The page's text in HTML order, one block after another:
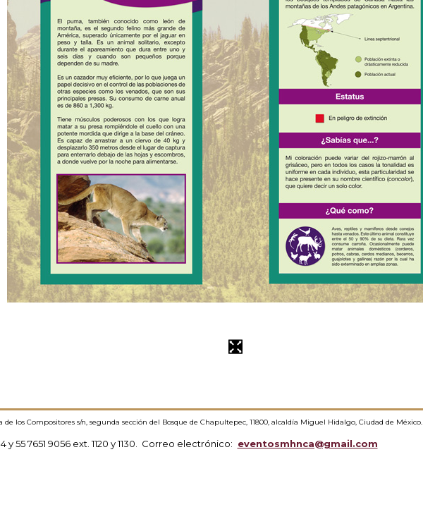
de los Compositores s/n, segunda sección del Bosque de Chapultepec, 11800, alcaldía Miguel Hidalgo, Ciudad de México.
y 55 7651 9056 ext. 1120 y 1130. Correo electrónico: eventosmhnca@gmail.com